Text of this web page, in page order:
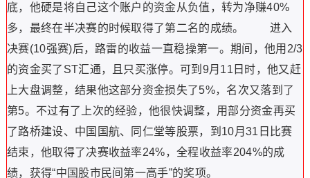
底，他硬是将自己这个账户的资金从负值，转为净赚40%
多，最终在半决赛的时候取得了第二名的成绩。 进入
决赛(10强赛)后，路雷的收益一直稳操第一。期间，他用2/3
的资金买了ST汇通，且只买涨停。可到9月11日时，他又赶
上大盘调整，结果他这部分资金损失了5%，名次又落到了
第5。不过有了上次的经验，他很快调整，用部分资金再买
了路桥建设、中国国航、同仁堂等股票，到10月31日比赛
结束，他取得了决赛收益率24%，全程收益率204%的成
绩，获得“中国股市民间第一高手”的奖项。